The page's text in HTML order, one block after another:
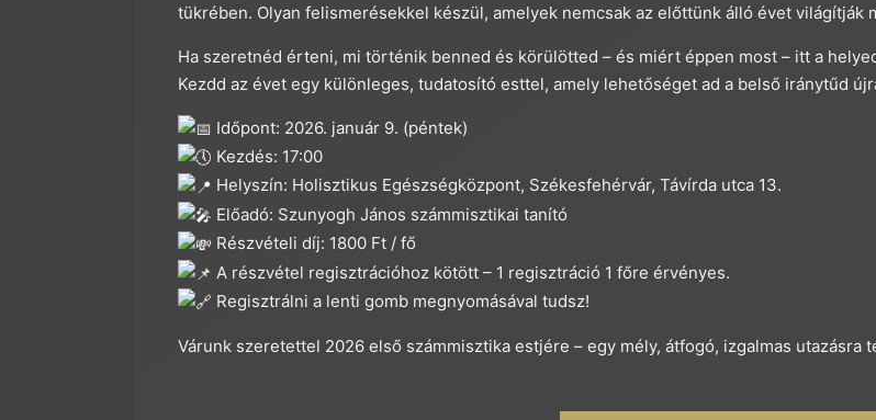
tükrében. Olyan felismerésekkel készül, amelyek nemcsak az előttünk álló évet világítják
Ha szeretnéd érteni, mi történik benned és körülötted – és miért éppen most – itt a
Kezdd az évet egy különleges, tudatosító esttel, amely lehetőséget ad a belső iránytűd
Időpont: 2026. január 9. (péntek)
Kezdés: 17:00
Helyszín: Holisztikus Egészségközpont, Székesfehérvár, Távírda utca 13.
Előadó: Szunyogh János számmisztikai tanító
Részvételi díj: 1800 Ft / fő
A részvétel regisztrációhoz kötött – 1 regisztráció 1 főre érvényes.
Regisztrálni a lenti gomb megnyomásával tudsz!
Várunk szeretettel 2026 első számmisztika estjére – egy mély, átfogó, izgalmas utazásra